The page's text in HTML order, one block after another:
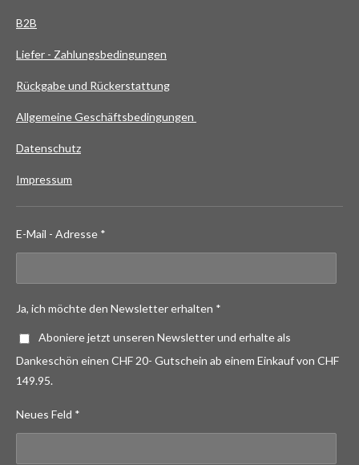
B2B
Liefer - Zahlungsbedingungen
Rückgabe und Rückerstattung
Allgemeine Geschäftsbedingungen
Datenschutz
Impressum
E-Mail - Adresse *
Ja, ich möchte den Newsletter erhalten *
Aboniere jetzt unseren Newsletter und erhalte als
Dankeschön einen CHF 20- Gutschein ab einem Einkauf von CHF
149.95.
Neues Feld *